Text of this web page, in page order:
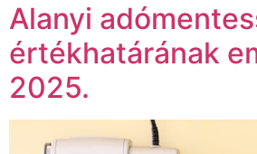
Alanyi
értékhatárának
2025.